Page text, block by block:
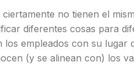
no tienen el
diferentes cosas para
empleados con su lugar
(y se alinean con) los